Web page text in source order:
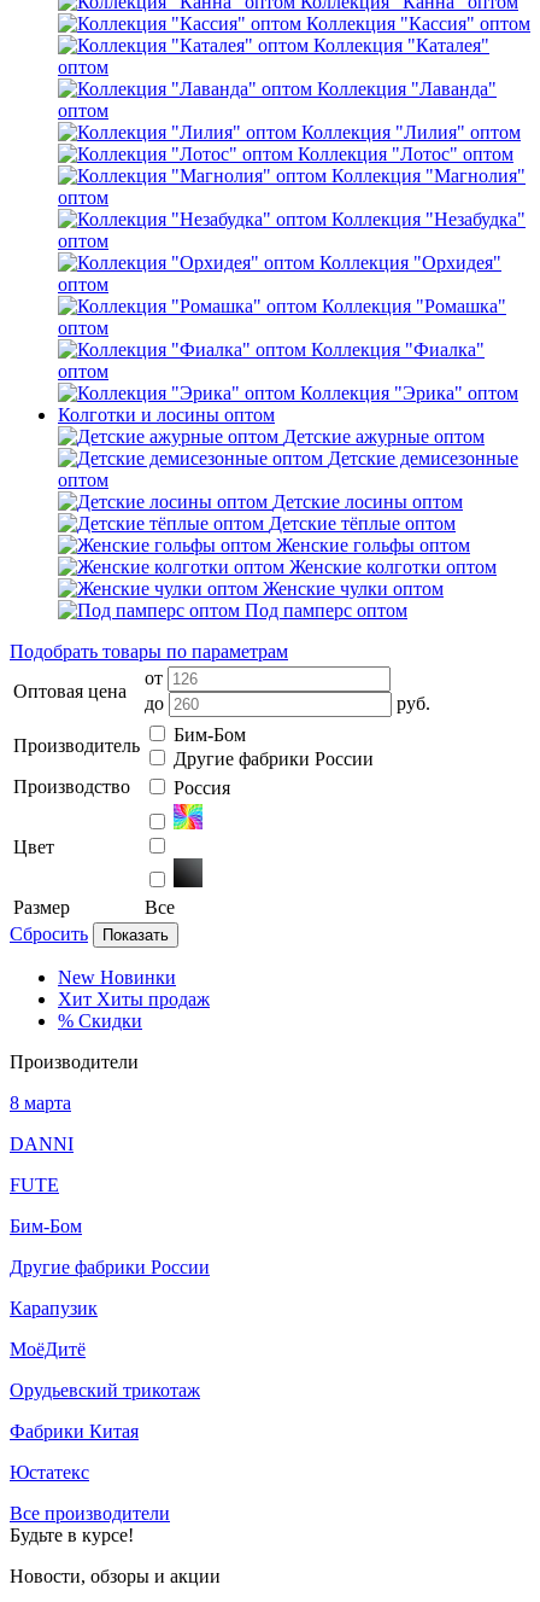
Коллекция "Кассия" оптом
Коллекция "Каталея"
оптом
Коллекция "Лаванда"
оптом
Коллекция "Лилия" оптом
Коллекция "Лотос" оптом
Коллекция "Магнолия"
оптом
Коллекция "Незабудка"
оптом
Коллекция "Орхидея"
оптом
Коллекция "Ромашка"
оптом
Коллекция "Фиалка"
оптом
Коллекция "Эрика" оптом
Колготки и лосины оптом
Детские ажурные оптом
Детские демисезонные
оптом
Детские лосины оптом
Детские тёплые оптом
Женские гольфы оптом
Женские колготки оптом
Женские чулки оптом
Под памперс оптом
Подобрать товары по параметрам
Оптовая цена
от
до
руб.
Производитель
Бим-Бом
Другие фабрики России
Производство
Россия
Цвет
Размер
Все
Сбросить
Показать
New Новинки
Хит Хиты продаж
% Скидки
Производители
8 марта
DANNI
FUTE
Бим-Бом
Другие фабрики России
Карапузик
МоёДитё
Орудьевский трикотаж
Фабрики Китая
Юстатекс
Все производители
Будьте в курсе!
Новости, обзоры и акции